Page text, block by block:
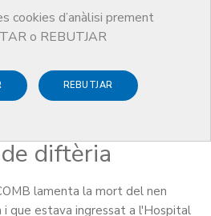
cookies d’anàlisi prement
o REBUTJAR
REBUTJAR
del COMB
del nen
diftèria
lamenta la mort del nen
que estava ingressat a l'Hospital